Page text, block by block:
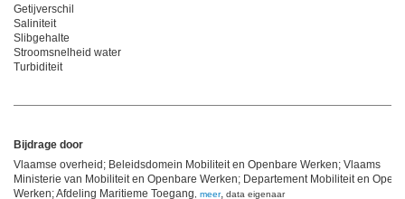
Getijverschil
Saliniteit
Slibgehalte
Stroomsnelheid water
Turbiditeit
Bijdrage door
Vlaamse overheid; Beleidsdomein Mobiliteit en Openbare Werken; Vlaams
Ministerie van Mobiliteit en Openbare Werken; Departement Mobiliteit en
Werken; Afdeling Maritieme Toegang, meer, data eigenaar